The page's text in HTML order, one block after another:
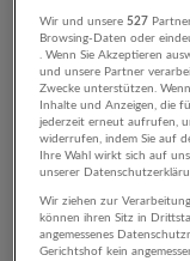
Umkreis
Wir und unsere527
Browsing-Daten oder
. Wenn Sie Akzeptieren
und unsere Partner
Zwecke unterstützen.
Inhalte und Anzeigen, die
jederzeit erneut aufrufen,
widerrufen, indem Sie auf
Ihre Wahl wirkt sich auf
unserer
Wir ziehen zur
können ihren Sitz in
angemessenes
Gerichtshof kein